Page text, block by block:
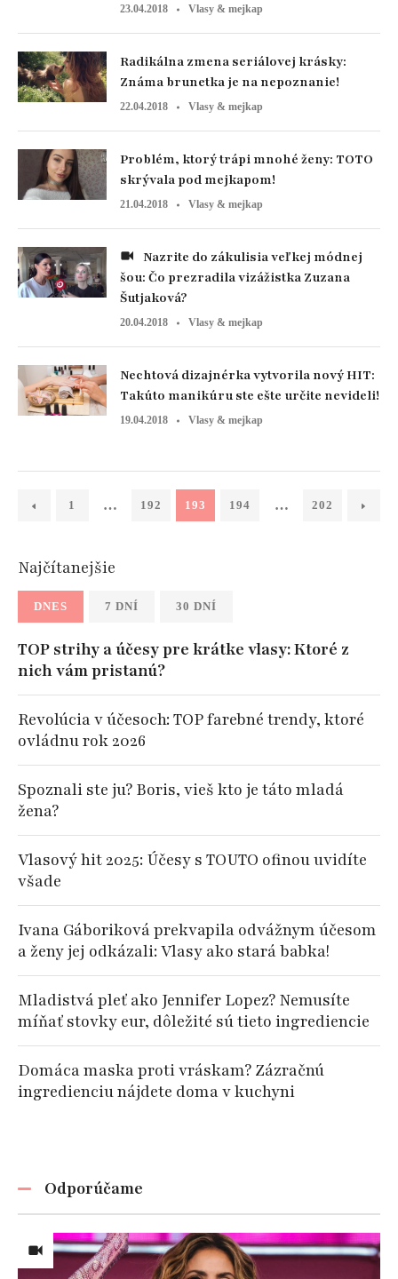
23.04.2018 Vlasy & mejkap
Radikálna zmena seriálovej krásky:
Známa brunetka je na nepoznanie!
22.04.2018 Vlasy & mejkap
Problém, ktorý trápi mnohé ženy: TOTO
skrývala pod mejkapom!
21.04.2018 Vlasy & mejkap
šou: Čo prezradila vizážistka Zuzana
Šutjaková?
20.04.2018 Vlasy & mejkap
Nechtová dizajnérka vytvorila nový HIT:
Takúto manikúru ste ešte určite nevideli!
19.04.2018 Vlasy & mejkap
1 … 192 193 194 … 202
Najčítanejšie
DNES 7 DNÍ 30 DNÍ
TOP strihy a účesy pre krátke vlasy: Ktoré z
nich vám pristanú?
Revolúcia v účesoch: TOP farebné trendy, ktoré
ovládnu rok 2026
Spoznali ste ju? Boris, vieš kto je táto mladá
žena?
Vlasový hit 2025: Účesy s TOUTO ofinou uvidíte
všade
Ivana Gáboriková prekvapila odvážnym účesom
a ženy jej odkázali: Vlasy ako stará babka!
Mladistvá pleť ako Jennifer Lopez? Nemusíte
míňať stovky eur, dôležité sú tieto ingrediencie
Domáca maska proti vráskam? Zázračnú
ingredienciu nájdete doma v kuchyni
Odporúčame